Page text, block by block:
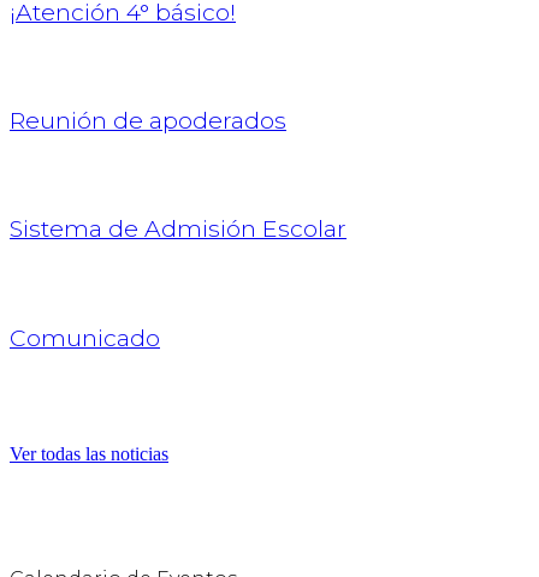
¡Atención 4° básico!
Reunión de apoderados
Sistema de Admisión Escolar
Comunicado
Ver todas las noticias